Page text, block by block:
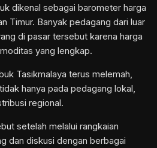
dikenal sebagai barometer harga
Timur. Banyak pedagang dari luar
di pasar tersebut karena harga
yang lengkap.
Tasikmalaya terus melemah,
hanya pada pedagang lokal,
regional.
setelah melalui rangkaian
dan diskusi dengan berbagai